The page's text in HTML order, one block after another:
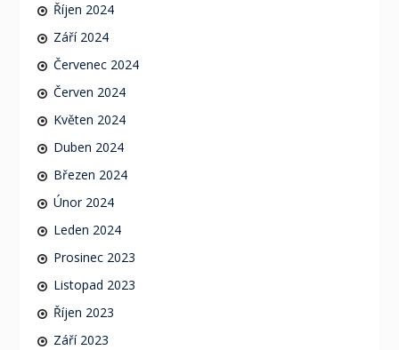
Říjen 2024
Září 2024
Červenec 2024
Červen 2024
Květen 2024
Duben 2024
Březen 2024
Únor 2024
Leden 2024
Prosinec 2023
Listopad 2023
Říjen 2023
Září 2023